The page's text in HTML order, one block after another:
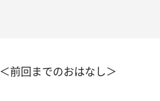
＜前回までのおはなし＞